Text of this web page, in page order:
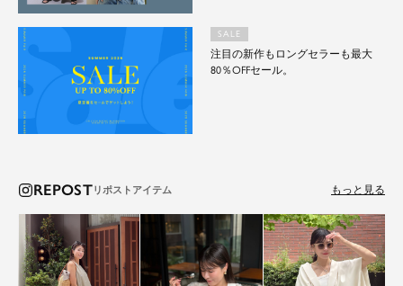
SALE
注目の新作もロングセラーも最大
80％OFFセール。
REPOST もっと見る